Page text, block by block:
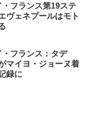
フランス第19ステ
ェネプールはモト
フランス：タデ
マイヨ・ジョーヌ着
録に